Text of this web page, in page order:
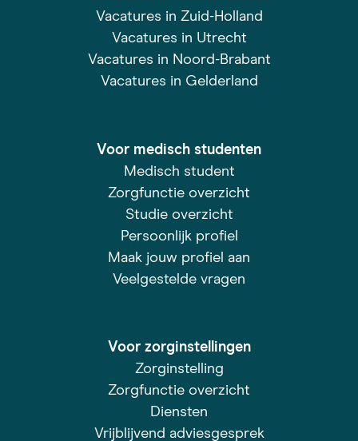
Vacatures in Zuid-Holland
Vacatures in Utrecht
Vacatures in Noord-Brabant
Vacatures in Gelderland
Voor medisch studenten
Medisch student
Zorgfunctie overzicht
Studie overzicht
Persoonlijk profiel
Maak jouw profiel aan
Veelgestelde vragen
Voor zorginstellingen
Zorginstelling
Zorgfunctie overzicht
Diensten
Vrijblijvend adviesgesprek